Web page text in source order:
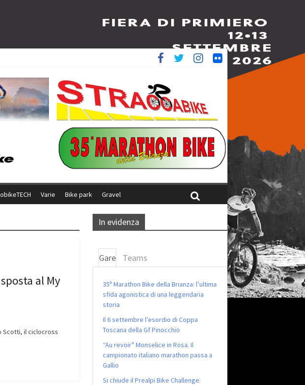
5^ la migliore tra gli italiani
leggendaria storia
Monteceneri
Varie Bike park Gravel
al My
Scotti, il ciclocross
In evidenza
Gare Teams
35ª Marathon Bike della Brianza: l’ultima
sfida agonistica di una leggendaria
storia
Il 6 settembre l’esordio di Coppa
Toscana della Gf Pinocchio
“Au revoir” Monselice in Rosa. Il
campionato italiano marathon passa a
Gallio
Si chiude il Prealpi Bike Challenge: